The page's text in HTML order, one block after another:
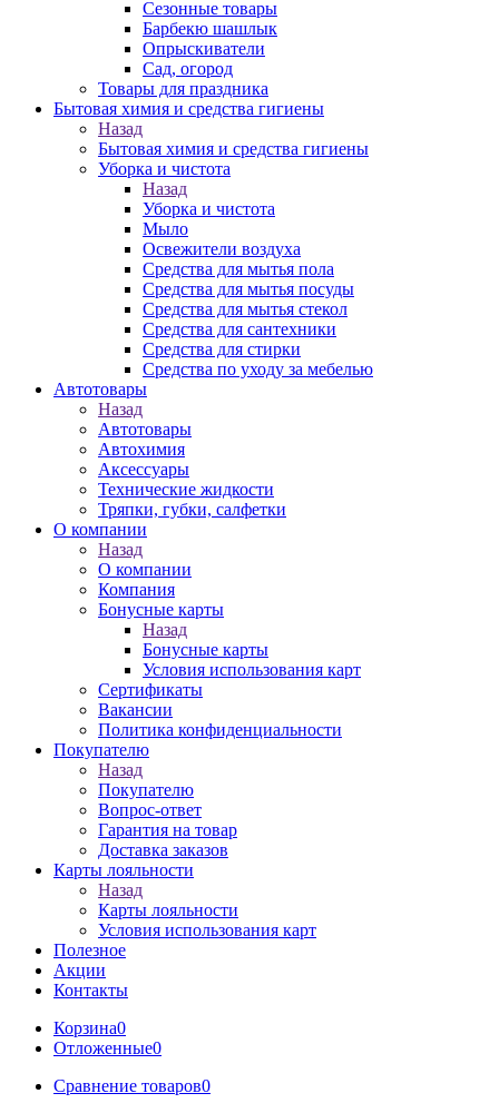
Сезонные товары
Барбекю шашлык
Опрыскиватели
Сад, огород
Товары для праздника
Бытовая химия и средства гигиены
Назад
Бытовая химия и средства гигиены
Уборка и чистота
Назад
Уборка и чистота
Мыло
Освежители воздуха
Средства для мытья пола
Средства для мытья посуды
Средства для мытья стекол
Средства для сантехники
Средства для стирки
Средства по уходу за мебелью
Автотовары
Назад
Автотовары
Автохимия
Аксессуары
Технические жидкости
Тряпки, губки, салфетки
О компании
Назад
О компании
Компания
Бонусные карты
Назад
Бонусные карты
Условия использования карт
Сертификаты
Вакансии
Политика конфиденциальности
Покупателю
Назад
Покупателю
Вопрос-ответ
Гарантия на товар
Доставка заказов
Карты лояльности
Назад
Карты лояльности
Условия использования карт
Полезное
Акции
Контакты
Корзина0
Отложенные0
Сравнение товаров0